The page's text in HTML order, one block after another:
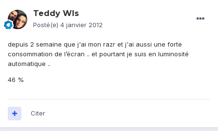
Teddy Wls
Posté(e) 4 janvier 2012
depuis 2 semaine que j'ai mon razr et j'ai aussi une forte
consommation de l’écran .. et pourtant je suis en luminosité
automatique ..
46 %
Citer